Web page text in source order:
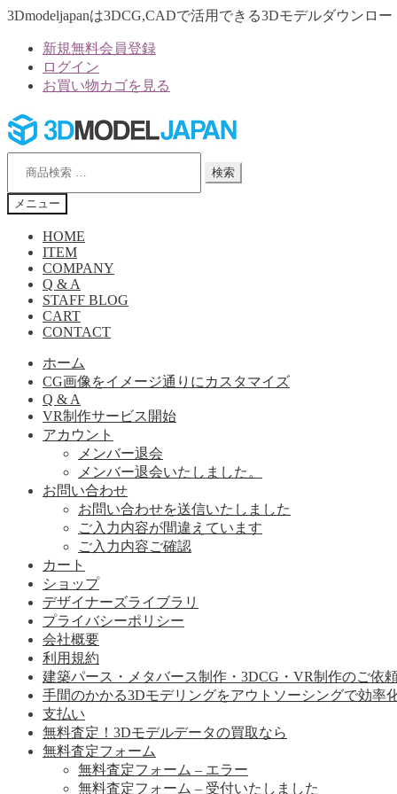
3Dmodeljapanは3DCG,CADで活用できる3Dモデルダウンロー
新規無料会員登録
ログイン
お買い物カゴを見る
ナ
ビ
ゲ
シ
ョ
コ
ン
テ
ツ
へ
対
象:
検索
メニュー
HOME
ITEM
COMPANY
Q & A
STAFF BLOG
CART
CONTACT
ホーム
CG画像をイメージ通りにカスタマイズ
Q & A
VR制作サービス開始
アカウント
メンバー退会
メンバー退会いたしました。
お問い合わせ
お問い合わせを送信いたしました
ご入力内容が間違えています
ご入力内容ご確認
カート
ショップ
デザイナーズライブラリ
プライバシーポリシー
会社概要
利用規約
建築パース・メタバース制作・3DCG・VR制作のご依
手間のかかる3Dモデリングをアウトソーシングで効率
支払い
無料査定！3Dモデルデータの買取なら
無料査定フォーム
無料査定フォーム – エラー
無料査定フォーム – 受付いたしました